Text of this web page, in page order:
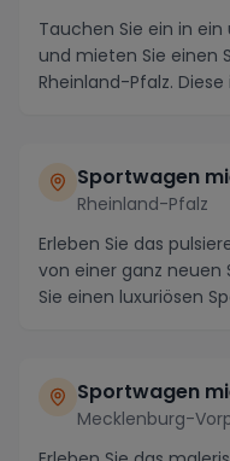
Tauchen Sie ein in
und mieten Sie einen
Rheinland-Pfalz.
Sportwagen
Rheinland-Pfalz
Erleben Sie das
von einer ganz neuen
Sie einen luxuriösen
Sportwagen
Mecklenburg-